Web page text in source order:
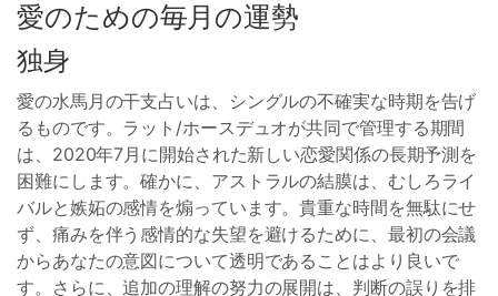
愛のための毎月の運勢
独身
愛の水馬月の干支占いは、シングルの不確実な時期を告げ
るものです。ラット/ホースデュオが共同で管理する期間
は、2020年7月に開始された新しい恋愛関係の長期予測を
困難にします。確かに、アストラルの結膜は、むしろライ
バルと嫉妬の感情を煽っています。貴重な時間を無駄にせ
ず、痛みを伴う感情的な失望を避けるために、最初の会議
からあなたの意図について透明であることはより良いで
す。さらに、追加の理解の努力の展開は、判断の誤りを排